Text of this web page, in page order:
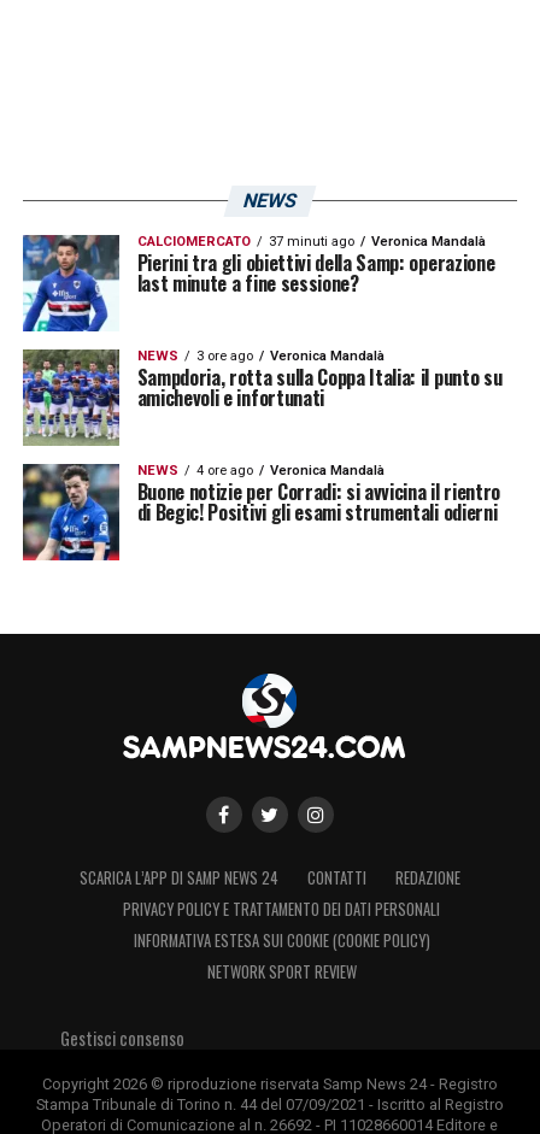
NEWS
CALCIOMERCATO 37 minuti ago Veronica Mandalà
Pierini tra gli obiettivi della Samp: operazione
last minute a fine sessione?
NEWS 3 ore ago Veronica Mandalà
Sampdoria, rotta sulla Coppa Italia: il punto su
amichevoli e infortunati
NEWS 4 ore ago Veronica Mandalà
Buone notizie per Corradi: si avvicina il rientro
di Begic! Positivi gli esami strumentali odierni
SCARICA L’APP DI SAMP NEWS 24 CONTATTI
REDAZIONE
PRIVACY POLICY E TRATTAMENTO DEI DATI PERSONALI
INFORMATIVA ESTESA SUI COOKIE (COOKIE POLICY)
NETWORK SPORT REVIEW
Gestisci consenso
Copyright 2026 © riproduzione riservata Samp News 24 - Registro
Stampa Tribunale di Torino n. 44 del 07/09/2021 - Iscritto al Registro
Operatori di Comunicazione al n. 26692 - PI 11028660014 Editore e